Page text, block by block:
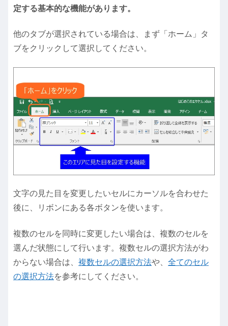
定する基本的な機能があります。
他のタブが選択されている場合は、まず「ホーム」タ
ブをクリックして選択してください。
文字の見た目を変更したいセルにカーソルを合わせた
後に、リボンにある各ボタンを使います。
複数のセルを同時に変更したい場合は、複数のセルを
選んだ状態にして行います。複数セルの選択方法がわ
からない場合は、 複数セルの選択方法や、 全てのセル
の選択方法を参考にしてください。